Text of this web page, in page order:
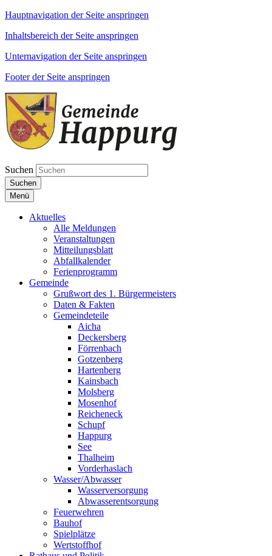
Hauptnavigation der Seite anspringen
Inhaltsbereich der Seite anspringen
Unternavigation der Seite anspringen
Footer der Seite anspringen
Suchen
Suchen
Menü
Aktuelles
Alle Meldungen
Veranstaltungen
Mitteilungsblatt
Abfallkalender
Ferienprogramm
Gemeinde
Grußwort des 1. Bürgermeisters
Daten & Fakten
Gemeindeteile
Aicha
Deckersberg
Förrenbach
Gotzenberg
Hartenberg
Kainsbach
Molsberg
Mosenhof
Reicheneck
Schupf
Happurg
See
Thalheim
Vorderhaslach
Wasser/Abwasser
Wasserversorgung
Abwasserentsorgung
Feuerwehren
Bauhof
Spielplätze
Wertstoffhof